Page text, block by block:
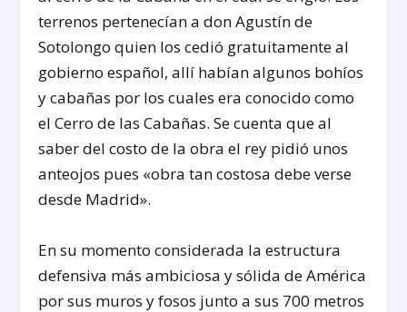
terrenos pertenecían a don Agustín de
Sotolongo quien los cedió gratuitamente al
gobierno español, allí habían algunos bohíos
y cabañas por los cuales era conocido como
el Cerro de las Cabañas. Se cuenta que al
saber del costo de la obra el rey pidió unos
anteojos pues «obra tan costosa debe verse
desde Madrid».
En su momento considerada la estructura
defensiva más ambiciosa y sólida de América
por sus muros y fosos junto a sus 700 metros